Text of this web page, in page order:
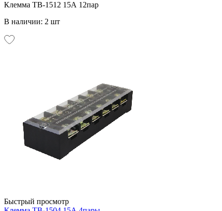
Клемма ТВ-1512 15А 12пар
В наличии: 2 шт
Быстрый просмотр